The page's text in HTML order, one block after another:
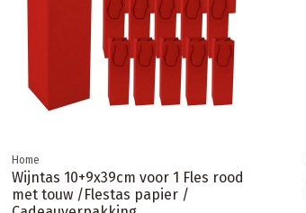
Home
Ecologische papieren tape 50mm x
kraftpapier/ Schilders...
€ 3,62
€ 3,62 incl. BTW € 2,99